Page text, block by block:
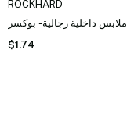
ROCKHARD
ملابس داخلية رجالية - بوكسر
$1.74